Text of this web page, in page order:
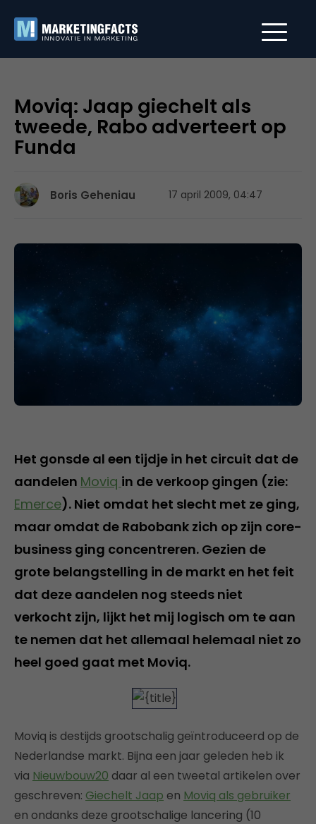
Moviq: Jaap giechelt als
tweede, Rabo adverteert op
Funda
Boris Geheniau 17 april 2009, 04:47
Het gonsde al een tijdje in het circuit dat de
aandelen Moviq in de verkoop gingen (zie:
Emerce). Niet omdat het slecht met ze ging,
maar omdat de Rabobank zich op zijn core-
business ging concentreren. Gezien de
grote belangstelling in de markt en het feit
dat deze aandelen nog steeds niet
verkocht zijn, lijkt het mij logisch om te aan
te nemen dat het allemaal helemaal niet zo
heel goed gaat met Moviq.
Moviq is destijds grootschalig geïntroduceerd op de
Nederlandse markt. Bijna een jaar geleden heb ik
via Nieuwbouw20 daar al een tweetal artikelen over
geschreven: Giechelt Jaap en Moviq als gebruiker
en ondanks deze grootschalige lancering (10